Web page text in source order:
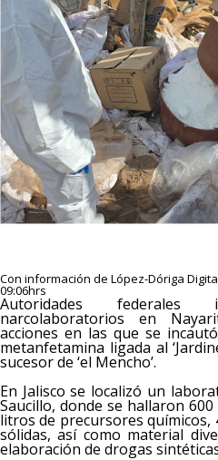
Con información de López-Dóriga
09:06hrs
Autoridades federales
narcolaboratorios en
acciones en las que se
metanfetamina ligada al
sucesor de ‘el Mencho’.
En Jalisco se localizó un
Saucillo, donde se hallaron
litros de precursores químicos,
sólidas, así como material
elaboración de drogas